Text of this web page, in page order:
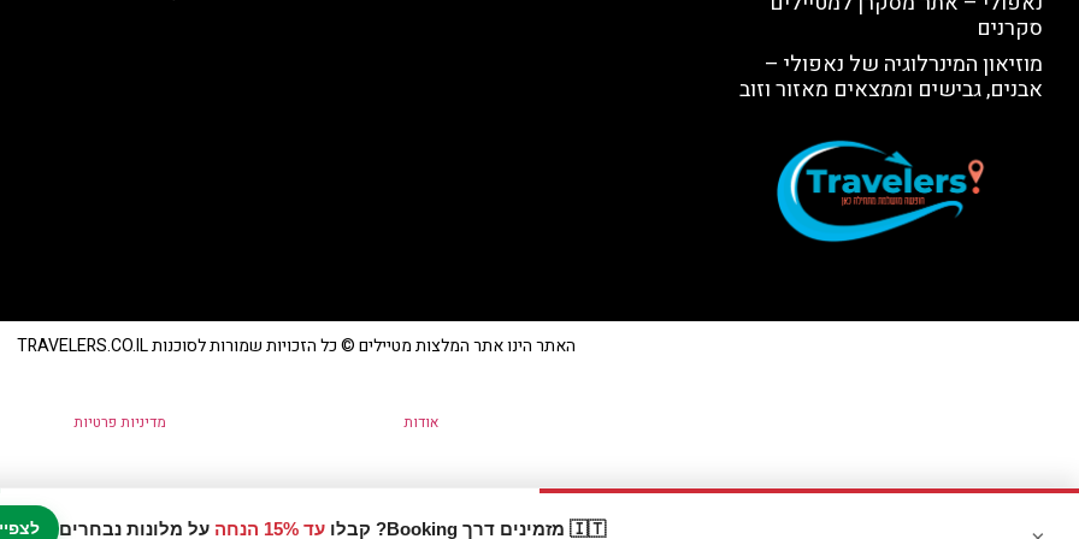
🇮🇹 מזמינים דרך Booking? קבלו עד 15% הנחה על מלונות נבחרים
סקרנים
מוזיאון המינרלוגיה של נאפולי –
אבנים, גבישים וממצאים מאזור וזוב
האתר הינו אתר המלצות מטיילים © כל הזכויות שמורות לסוכנות TRAVELERS.CO.IL
אודות מדיניות פרטיות